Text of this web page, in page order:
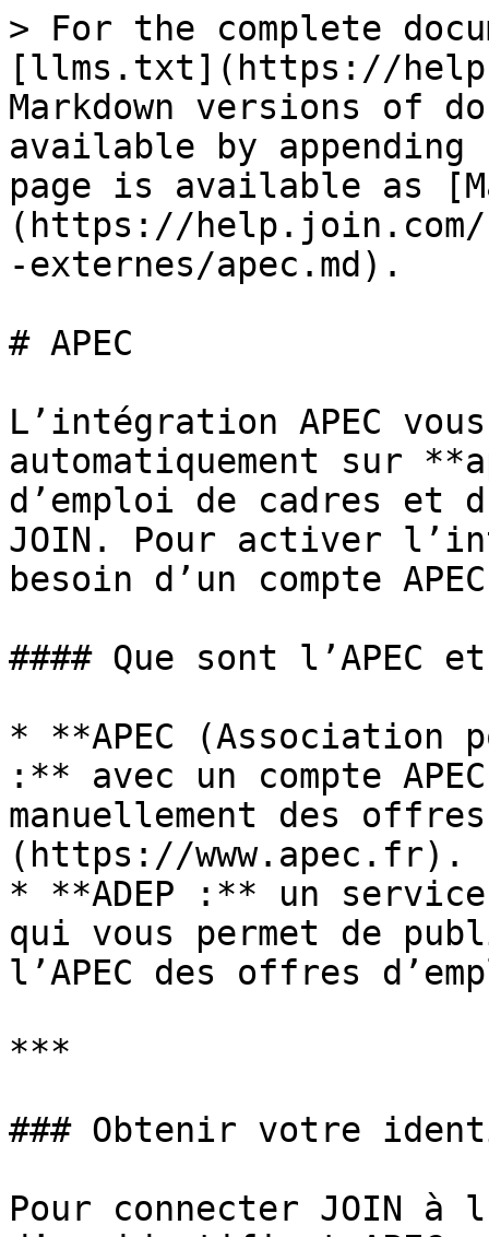
> For the complete
[llms.txt](https://
Markdown versions of
available by
page is available as
(https://
-externes/apec.md).
# APEC
L’intégration APEC
automatiquement sur
d’emploi de cadres et
JOIN. Pour activer
besoin d’un compte
#### Que sont l’APEC
* **APEC (Association
:** avec un compte
manuellement des
(https://www.apec.fr).
* **ADEP :** un
qui vous permet de
l’APEC des offres
***
### Obtenir votre
Pour connecter JOIN à